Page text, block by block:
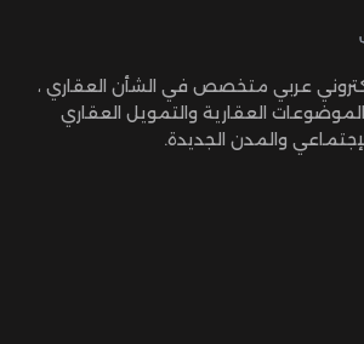
عربي متخصص في الشأن العقاري ،
العقارية والتمويل العقاري
والمدن الجديدة.